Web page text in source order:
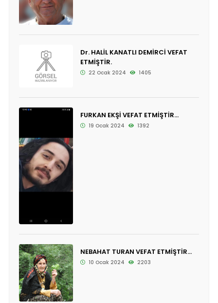
Dr. HALİL KANATLI DEMİRCİ VEFAT
ETMİŞTİR.
22 Ocak 2024 1405
FURKAN EKŞİ VEFAT ETMİŞTİR...
19 Ocak 2024 1392
NEBAHAT TURAN VEFAT ETMİŞTİR...
10 Ocak 2024 2203